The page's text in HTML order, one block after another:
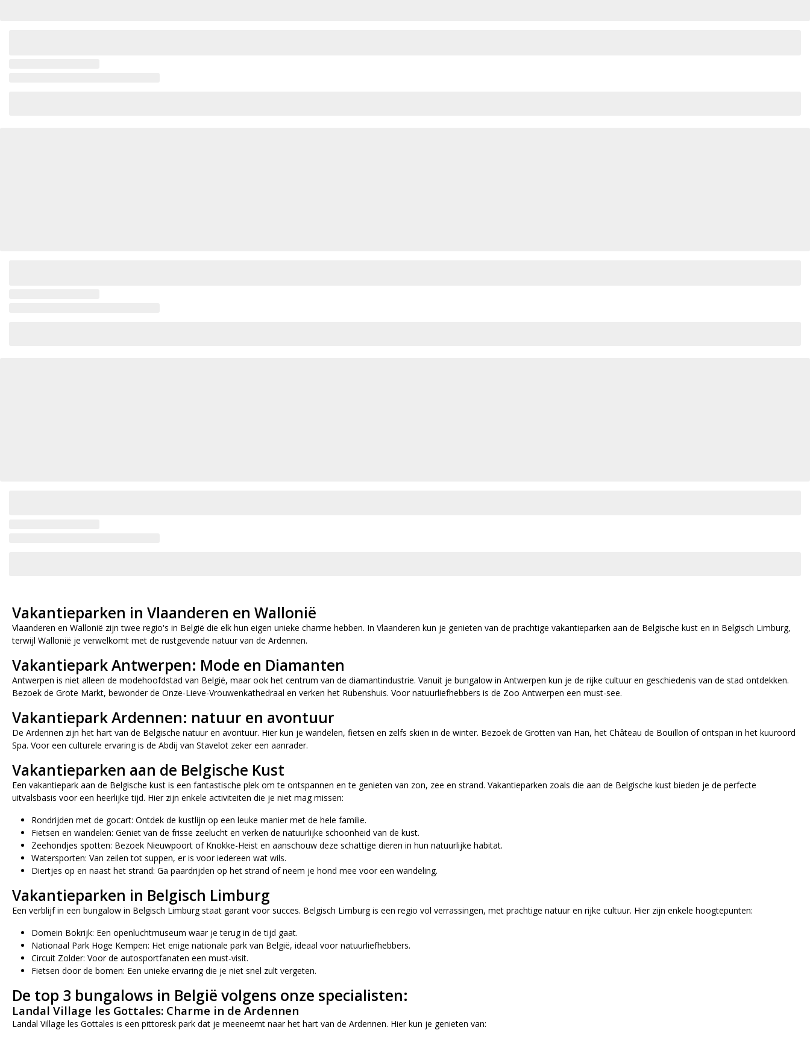
Vakantieparken in Vlaanderen en Wallonië
Vlaanderen en Wallonië zijn twee regio's in België die elk hun eigen unieke charme hebben. In Vlaanderen kun je genieten van de prachtige vakantieparken aan de Belgische kust en in Belgisch Limburg,
terwijl Wallonië je verwelkomt met de rustgevende natuur van de Ardennen.
Vakantiepark Antwerpen: Mode en Diamanten
Antwerpen is niet alleen de modehoofdstad van België, maar ook het centrum van de diamantindustrie. Vanuit je bungalow in Antwerpen kun je de rijke cultuur en geschiedenis van de stad ontdekken.
Bezoek de Grote Markt, bewonder de Onze-Lieve-Vrouwenkathedraal en verken het Rubenshuis. Voor natuurliefhebbers is de Zoo Antwerpen een must-see.
Vakantiepark Ardennen: natuur en avontuur
De Ardennen zijn het hart van de Belgische natuur en avontuur. Hier kun je wandelen, fietsen en zelfs skiën in de winter. Bezoek de Grotten van Han, het Château de Bouillon of ontspan in het kuuroord
Spa. Voor een culturele ervaring is de Abdij van Stavelot zeker een aanrader.
Vakantieparken aan de Belgische Kust
Een vakantiepark aan de Belgische kust is een fantastische plek om te ontspannen en te genieten van zon, zee en strand. Vakantieparken zoals die aan de Belgische kust bieden je de perfecte
uitvalsbasis voor een heerlijke tijd. Hier zijn enkele activiteiten die je niet mag missen:
Rondrijden met de gocart: Ontdek de kustlijn op een leuke manier met de hele familie.
Fietsen en wandelen: Geniet van de frisse zeelucht en verken de natuurlijke schoonheid van de kust.
Zeehondjes spotten: Bezoek Nieuwpoort of Knokke-Heist en aanschouw deze schattige dieren in hun natuurlijke habitat.
Watersporten: Van zeilen tot suppen, er is voor iedereen wat wils.
Diertjes op en naast het strand: Ga paardrijden op het strand of neem je hond mee voor een wandeling.
Vakantieparken in Belgisch Limburg
Een verblijf in een bungalow in Belgisch Limburg staat garant voor succes. Belgisch Limburg is een regio vol verrassingen, met prachtige natuur en rijke cultuur. Hier zijn enkele hoogtepunten:
Domein Bokrijk: Een openluchtmuseum waar je terug in de tijd gaat.
Nationaal Park Hoge Kempen: Het enige nationale park van België, ideaal voor natuurliefhebbers.
Circuit Zolder: Voor de autosportfanaten een must-visit.
Fietsen door de bomen: Een unieke ervaring die je niet snel zult vergeten.
De top 3 bungalows in België volgens onze specialisten:
Landal Village les Gottales: Charme in de Ardennen
Landal Village les Gottales is een pittoresk park dat je meeneemt naar het hart van de Ardennen. Hier kun je genieten van: